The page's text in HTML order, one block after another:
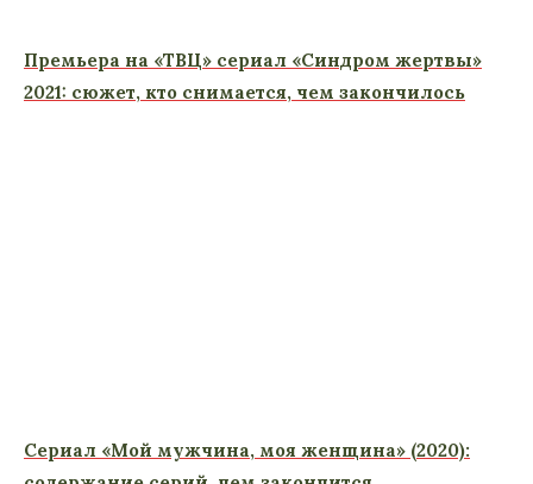
Премьера на «ТВЦ» сериал «Синдром жертвы»
2021: сюжет, кто снимается, чем закончилось
Сериал «Мой мужчина, моя женщина» (2020):